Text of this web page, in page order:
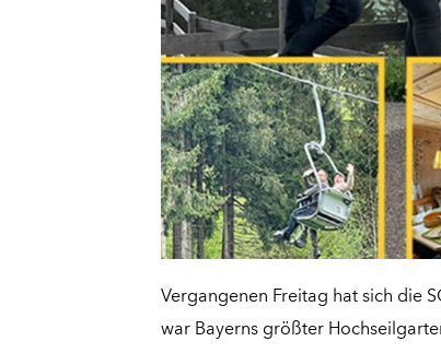
Vergangenen Freitag hat sich die
war Bayerns größter